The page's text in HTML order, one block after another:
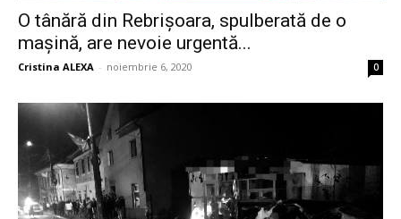
O tânără din Rebrișoara, spulberată de o
mașină, are nevoie urgentă...
Cristina ALEXA - noiembrie 6, 2020 0